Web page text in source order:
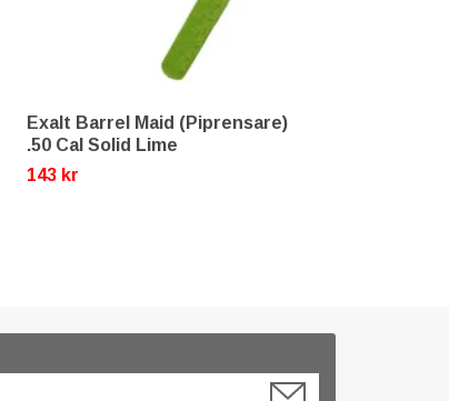
Exalt Barrel Maid (Piprensare)
.50 Cal Solid Lime
143 kr